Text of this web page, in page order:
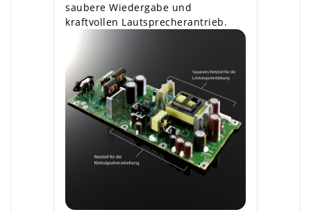
saubere Wiedergabe und
kraftvollen Lautsprecherantrieb.